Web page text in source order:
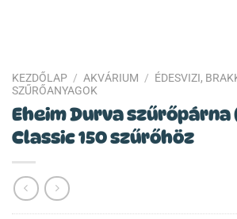
KEZDŐLAP / AKVÁRIUM / ÉDESVIZI,
SZŰRŐANYAGOK
Eheim Durva szűrőpárna
Classic 150 szűrőhöz